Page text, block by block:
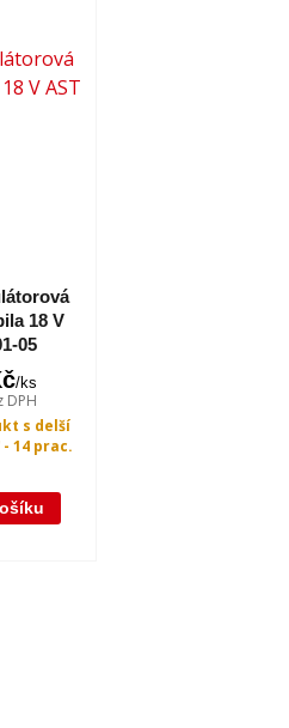
18 V
05
/ks
DPH
s delší
14 prac.